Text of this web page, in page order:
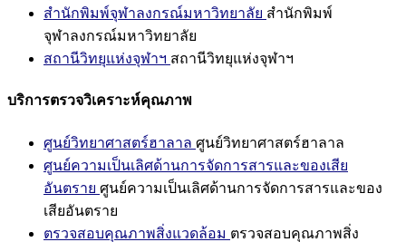
สำนักพิมพ์จุฬาลงกรณ์มหาวิทยาลัย สำนักพิมพ์
จุฬาลงกรณ์มหาวิทยาลัย
สถานีวิทยุแห่งจุฬาฯ สถานีวิทยุแห่งจุฬาฯ
บริการตรวจวิเคราะห์คุณภาพ
ศูนย์วิทยาศาสตร์ฮาลาล ศูนย์วิทยาศาสตร์ฮาลาล
ศูนย์ความเป็นเลิศด้านการจัดการสารและของเสีย
อันตราย ศูนย์ความเป็นเลิศด้านการจัดการสารและของ
เสียอันตราย
ตรวจสอบคุณภาพสิ่งแวดล้อม ตรวจสอบคุณภาพสิ่ง